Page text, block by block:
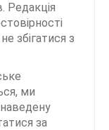
Редакція
збігатися з
ми
за